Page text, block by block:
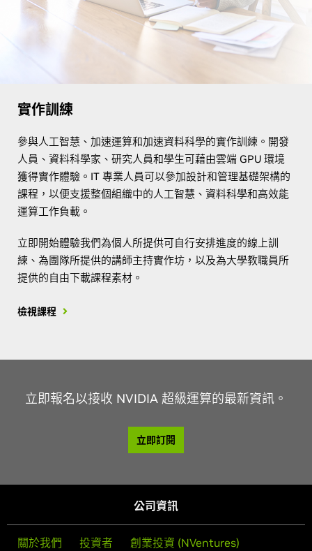
實作訓練
參與人工智慧、加速運算和加速資料科學的實作訓練。開發
人員、資料科學家、研究人員和學生可藉由雲端 GPU 環境
獲得實作體驗。IT 專業人員可以參加設計和管理基礎架構的
課程，以便支援整個組織中的人工智慧、資料科學和高效能
運算工作負載。
立即開始體驗我們為個人所提供可自行安排進度的線上訓
練、為團隊所提供的講師主持實作坊，以及為大學教職員所
提供的自由下載課程素材。
檢視課程
立即報名以接收 NVIDIA 超級運算的最新資訊。
立即訂閱
公司資訊
關於我們 投資者 創業投資 (NVentures)